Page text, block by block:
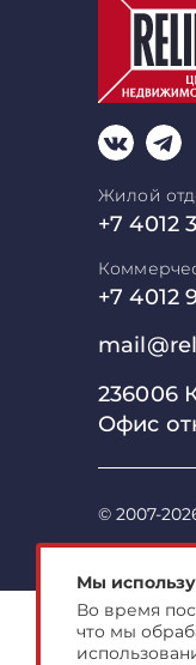
Жилой
+7 4012
+7 4012
236006
Офис
© 2007-
Мы
Во время
что мы